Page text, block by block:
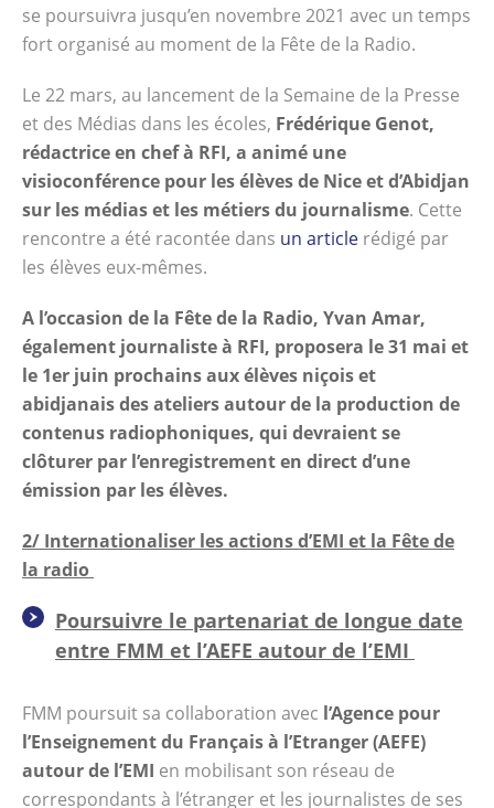
se poursuivra jusqu’en novembre 2021 avec un temps
fort organisé au moment de la Fête de la Radio.
Le 22 mars, au lancement de la Semaine de la Presse
et des Médias dans les écoles, Frédérique Genot,
rédactrice en chef à RFI, a animé une
visioconférence pour les élèves de Nice et d’Abidjan
sur les médias et les métiers du journalisme. Cette
rencontre a été racontée dans un article rédigé par
les élèves eux-mêmes.
A l’occasion de la Fête de la Radio, Yvan Amar,
également journaliste à RFI, proposera le 31 mai et
le 1er juin prochains aux élèves niçois et
abidjanais des ateliers autour de la production de
contenus radiophoniques, qui devraient se
clôturer par l’enregistrement en direct d’une
émission par les élèves.
2/ Internationaliser les actions d’EMI et la Fête de
la radio
Poursuivre le partenariat de longue date
entre FMM et l’AEFE autour de l’EMI
FMM poursuit sa collaboration avec l’Agence pour
l’Enseignement du Français à l’Etranger (AEFE)
autour de l’EMI en mobilisant son réseau de
correspondants à l’étranger et les journalistes de ses